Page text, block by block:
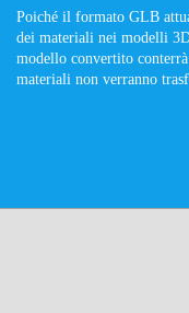
Poiché il formato GLB
dei materiali nei modelli
modello convertito
materiali non verranno